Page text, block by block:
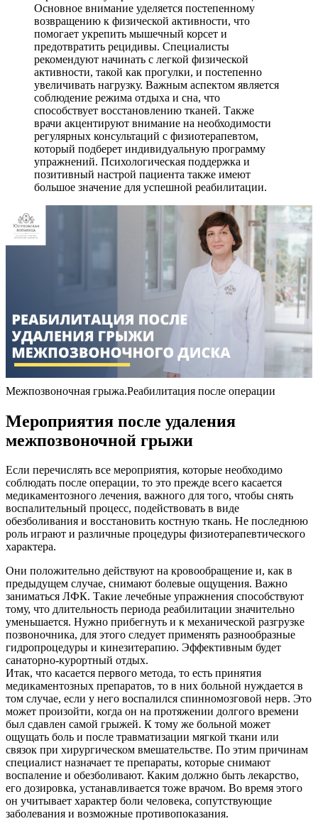
Основное внимание уделяется постепенному
возвращению к физической активности, что
помогает укрепить мышечный корсет и
предотвратить рецидивы. Специалисты
рекомендуют начинать с легкой физической
активности, такой как прогулки, и постепенно
увеличивать нагрузку. Важным аспектом является
соблюдение режима отдыха и сна, что
способствует восстановлению тканей. Также
врачи акцентируют внимание на необходимости
регулярных консультаций с физиотерапевтом,
который подберет индивидуальную программу
упражнений. Психологическая поддержка и
позитивный настрой пациента также имеют
большое значение для успешной реабилитации.
Межпозвоночная грыжа.Реабилитация после операции
Мероприятия после удаления
межпозвоночной грыжи
Если перечислять все мероприятия, которые необходимо
соблюдать после операции, то это прежде всего касается
медикаментозного лечения, важного для того, чтобы снять
воспалительный процесс, подействовать в виде
обезболивания и восстановить костную ткань. Не последнюю
роль играют и различные процедуры физиотерапевтического
характера.
Они положительно действуют на кровообращение и, как в
предыдущем случае, снимают болевые ощущения. Важно
заниматься ЛФК. Такие лечебные упражнения способствуют
тому, что длительность периода реабилитации значительно
уменьшается. Нужно прибегнуть и к механической разгрузке
позвоночника, для этого следует применять разнообразные
гидропроцедуры и кинезитерапию. Эффективным будет
санаторно-курортный отдых.
Итак, что касается первого метода, то есть принятия
медикаментозных препаратов, то в них больной нуждается в
том случае, если у него воспалился спинномозговой нерв. Это
может произойти, когда он на протяжении долгого времени
был сдавлен самой грыжей. К тому же больной может
ощущать боль и после травматизации мягкой ткани или
связок при хирургическом вмешательстве. По этим причинам
специалист назначает те препараты, которые снимают
воспаление и обезболивают. Каким должно быть лекарство,
его дозировка, устанавливается тоже врачом. Во время этого
он учитывает характер боли человека, сопутствующие
заболевания и возможные противопоказания.